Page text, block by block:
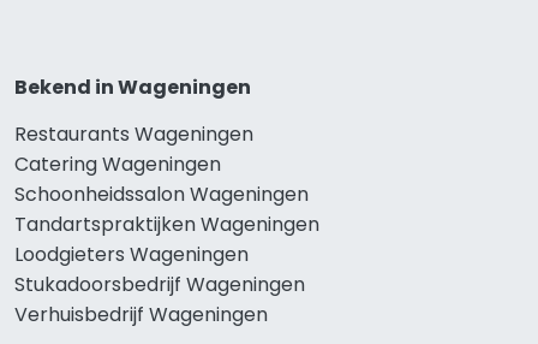
Bekend in Wageningen
Restaurants Wageningen
Catering Wageningen
Schoonheidssalon Wageningen
Tandartspraktijken Wageningen
Loodgieters Wageningen
Stukadoorsbedrijf Wageningen
Verhuisbedrijf Wageningen